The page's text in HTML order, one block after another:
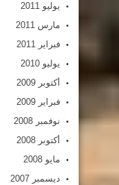
يوليو 2011
مارس 2011
فبراير 2011
يوليو 2010
أكتوبر 2009
فبراير 2009
نوفمبر 2008
أكتوبر 2008
مايو 2008
ديسمبر 2007